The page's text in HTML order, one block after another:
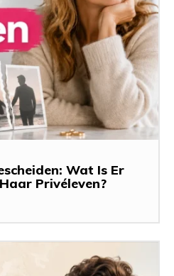
Wat Is Er
Privéleven?